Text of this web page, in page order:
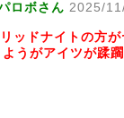
ロボさん 2025/
ッドナイトの方
うがアイツが蹂